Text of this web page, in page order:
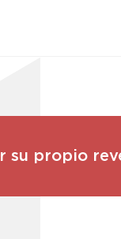
su propio